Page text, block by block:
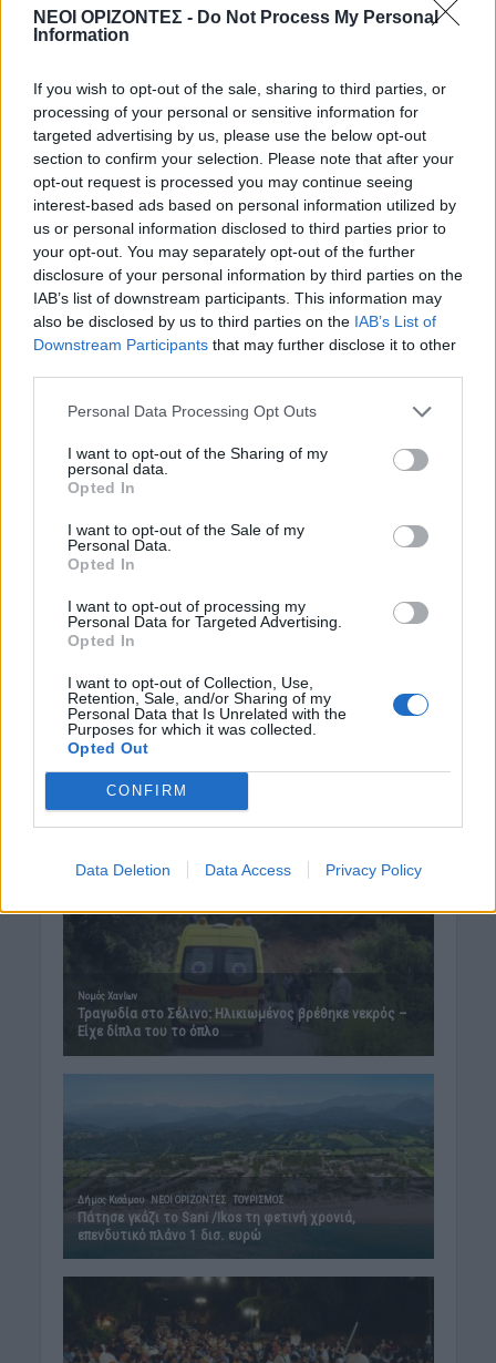
ΝΕΟΙ ΟΡΙΖΟΝΤΕΣ - Do Not Process My Personal
Information
If you wish to opt-out of the sale, sharing to third parties, or
processing of your personal or sensitive information for
targeted advertising by us, please use the below opt-out
section to confirm your selection. Please note that after your
opt-out request is processed you may continue seeing
interest-based ads based on personal information utilized by
us or personal information disclosed to third parties prior to
your opt-out. You may separately opt-out of the further
disclosure of your personal information by third parties on the
IAB’s list of downstream participants. This information may
also be disclosed by us to third parties on the IAB’s List of
Downstream Participants that may further disclose it to other
Personal Data Processing Opt Outs
I want to opt-out of the Sharing of my
personal data.
Opted In
I want to opt-out of the Sale of my
Personal Data.
Opted In
I want to opt-out of processing my
Personal Data for Targeted Advertising.
Opted In
I want to opt-out of Collection, Use,
Retention, Sale, and/or Sharing of my
Personal Data that Is Unrelated with the
Purposes for which it was collected.
Opted Out
CONFIRM
Data Deletion Data Access Privacy Policy
Ταυτοποιήθηκαν δύο άνδρες
ΕΚΔΡΟΜΈΣ - ΤΑΞΊΔΙΑ • ΕΝΔΙΑΦΕΡΟΝΤΑ ΚΡΗΤΗ
Οι πτήσεις Κρήτη – Αθήνα αυτές με τις
περισσότερες αναταράξεις στην
Ελλάδα
7 Αυγούστου 2026 11:43
ΝΟΜΌΣ ΧΑΝΊΩΝ ΠΟΛΙΤΙΚΗ
Στα Χανιά ο Κυριάκος Μητσοτάκης με
τη σύζυγό του για ολιγοήμερες
διακοπές (ΦΩΤΟΓΡΑΦΙΕΣ)
7 Αυγούστου 2026 09:13
ΓΕΎΣΗ - ΨΥΧΑΓΩΓΊΑ • ΔΉΜΟΣ ΠΛΑΤΑΝΙΆ
Βούβες: Διήμερη γιορτή κρασιού με
κρασί!
τον ΠΑΟΚ στην Τούμπα κι όλα θα
κριθούν στις Βρυξέλλες
Δημοφιλή αυτή την εβδομάδα